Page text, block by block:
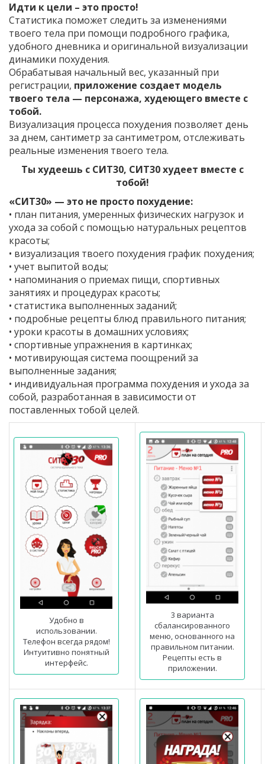
Идти к цели – это просто!
Статистика поможет следить за изменениями
твоего тела при помощи подробного графика,
удобного дневника и оригинальной визуализации
динамики похудения.
Обрабатывая начальный вес, указанный при
регистрации, приложение создает модель
твоего тела — персонажа, худеющего вместе с
тобой.
Визуализация процесса похудения позволяет день
за днем, сантиметр за сантиметром, отслеживать
реальные изменения твоего тела.
Ты худеешь с СИТ30, СИТ30 худеет вместе с
тобой!
«СИТ30» — это не просто похудение:
• план питания, умеренных физических нагрузок и
ухода за собой с помощью натуральных рецептов
красоты;
• визуализация твоего похудения график похудения;
• учет выпитой воды;
• напоминания о приемах пищи, спортивных
занятиях и процедурах красоты;
• статистика выполненных заданий;
• подробные рецепты блюд правильного питания;
• уроки красоты в домашних условиях;
• спортивные упражнения в картинках;
• мотивирующая система поощрений за
выполненные задания;
• индивидуальная программа похудения и ухода за
собой, разработанная в зависимости от
поставленных тобой целей.
Удобно в
использовании.
Телефон всегда рядом!
Интуитивно понятный
интерфейс.
3 варианта
сбалансированного
меню, основанного на
правильном питании.
Рецепты есть в
приложении.